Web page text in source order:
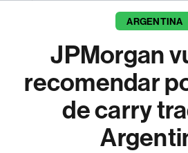
ARGENTINA
JPMorgan
recomendar
de carry